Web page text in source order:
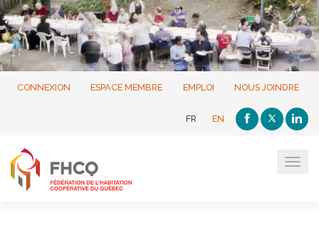
CONNEXION ESPACE MEMBRE EMPLOI NOUS JOINDRE
FR EN